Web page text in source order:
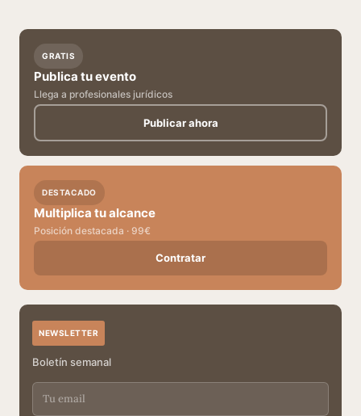
GRATIS
Publica tu evento
Llega a profesionales jurídicos
Publicar ahora
DESTACADO
Multiplica tu alcance
Posición destacada · 99€
Contratar
NEWSLETTER
Boletín semanal